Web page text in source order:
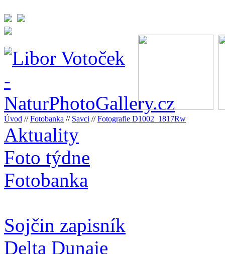
Úvod //Fotobanka // Savci //Fotografie D1002_1817Rw
Aktuality
Foto týdne
Fotobanka
Sojčin zapisník
Delta Dunaje